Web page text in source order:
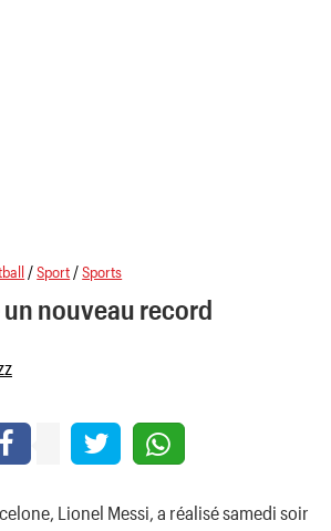
/Sport /Sports
nouveau record
Lionel Messi, a réalisé samedi soir